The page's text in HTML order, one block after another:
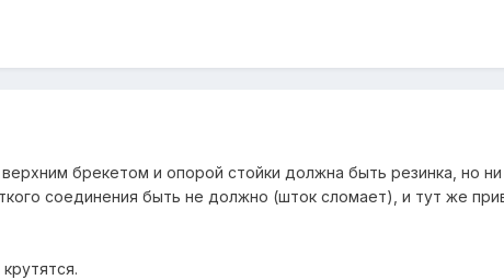
брекетом и опорой стойки должна быть резинка, но
соединения быть не должно (шток сломает), и тут же